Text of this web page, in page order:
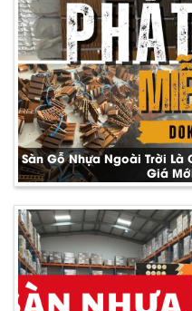
Sàn Gỗ Nhựa Ngoài Trời
Giá